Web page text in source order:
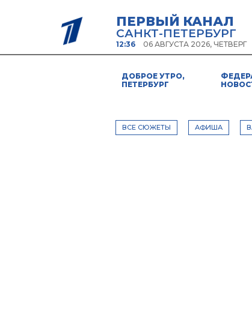
ПЕРВЫЙ КАНАЛ
САНКТ-ПЕТЕРБУРГ
12:36 06 АВГУСТА 2026, ЧЕТВЕРГ
ДОБРОЕ УТРО,
ПЕТЕРБУРГ
ВСЕ СЮЖЕТЫ АФИША